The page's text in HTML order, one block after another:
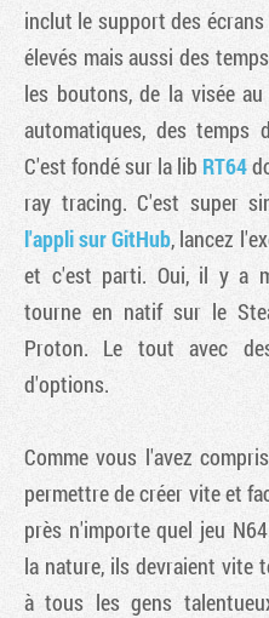
inclut le support des
élevés mais aussi des
les boutons, de la visée
automatiques, des temps
C'est fondé sur la lib RT64
ray tracing. C'est super
l'appli sur GitHub, lancez
et c'est parti. Oui, il y a
tourne en natif sur le
Proton. Le tout avec
d'options.
Comme vous l'avez
permettre de créer vite et
près n'importe quel jeu
la nature, ils devraient vite
à tous les gens